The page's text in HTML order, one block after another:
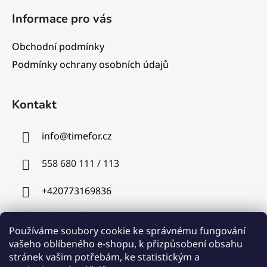
Používáme soubory cookie ke správnému fungování
vašeho oblíbeného e-shopu, k přizpůsobení obsahu
stránek vašim potřebám, ke statistickým a
Informace pro vás
Obchodní podmínky
Podmínky ochrany osobních údajů
Kontakt
info@timefor.cz
558 680 111 / 113
+420773169836